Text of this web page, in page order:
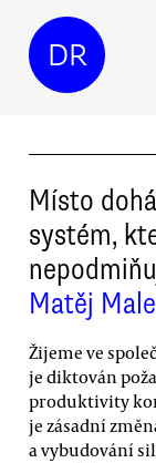
DR
Místo
systém,
Matěj
Žijeme ve
je diktován
produktivity
je zásadní
a vybudování